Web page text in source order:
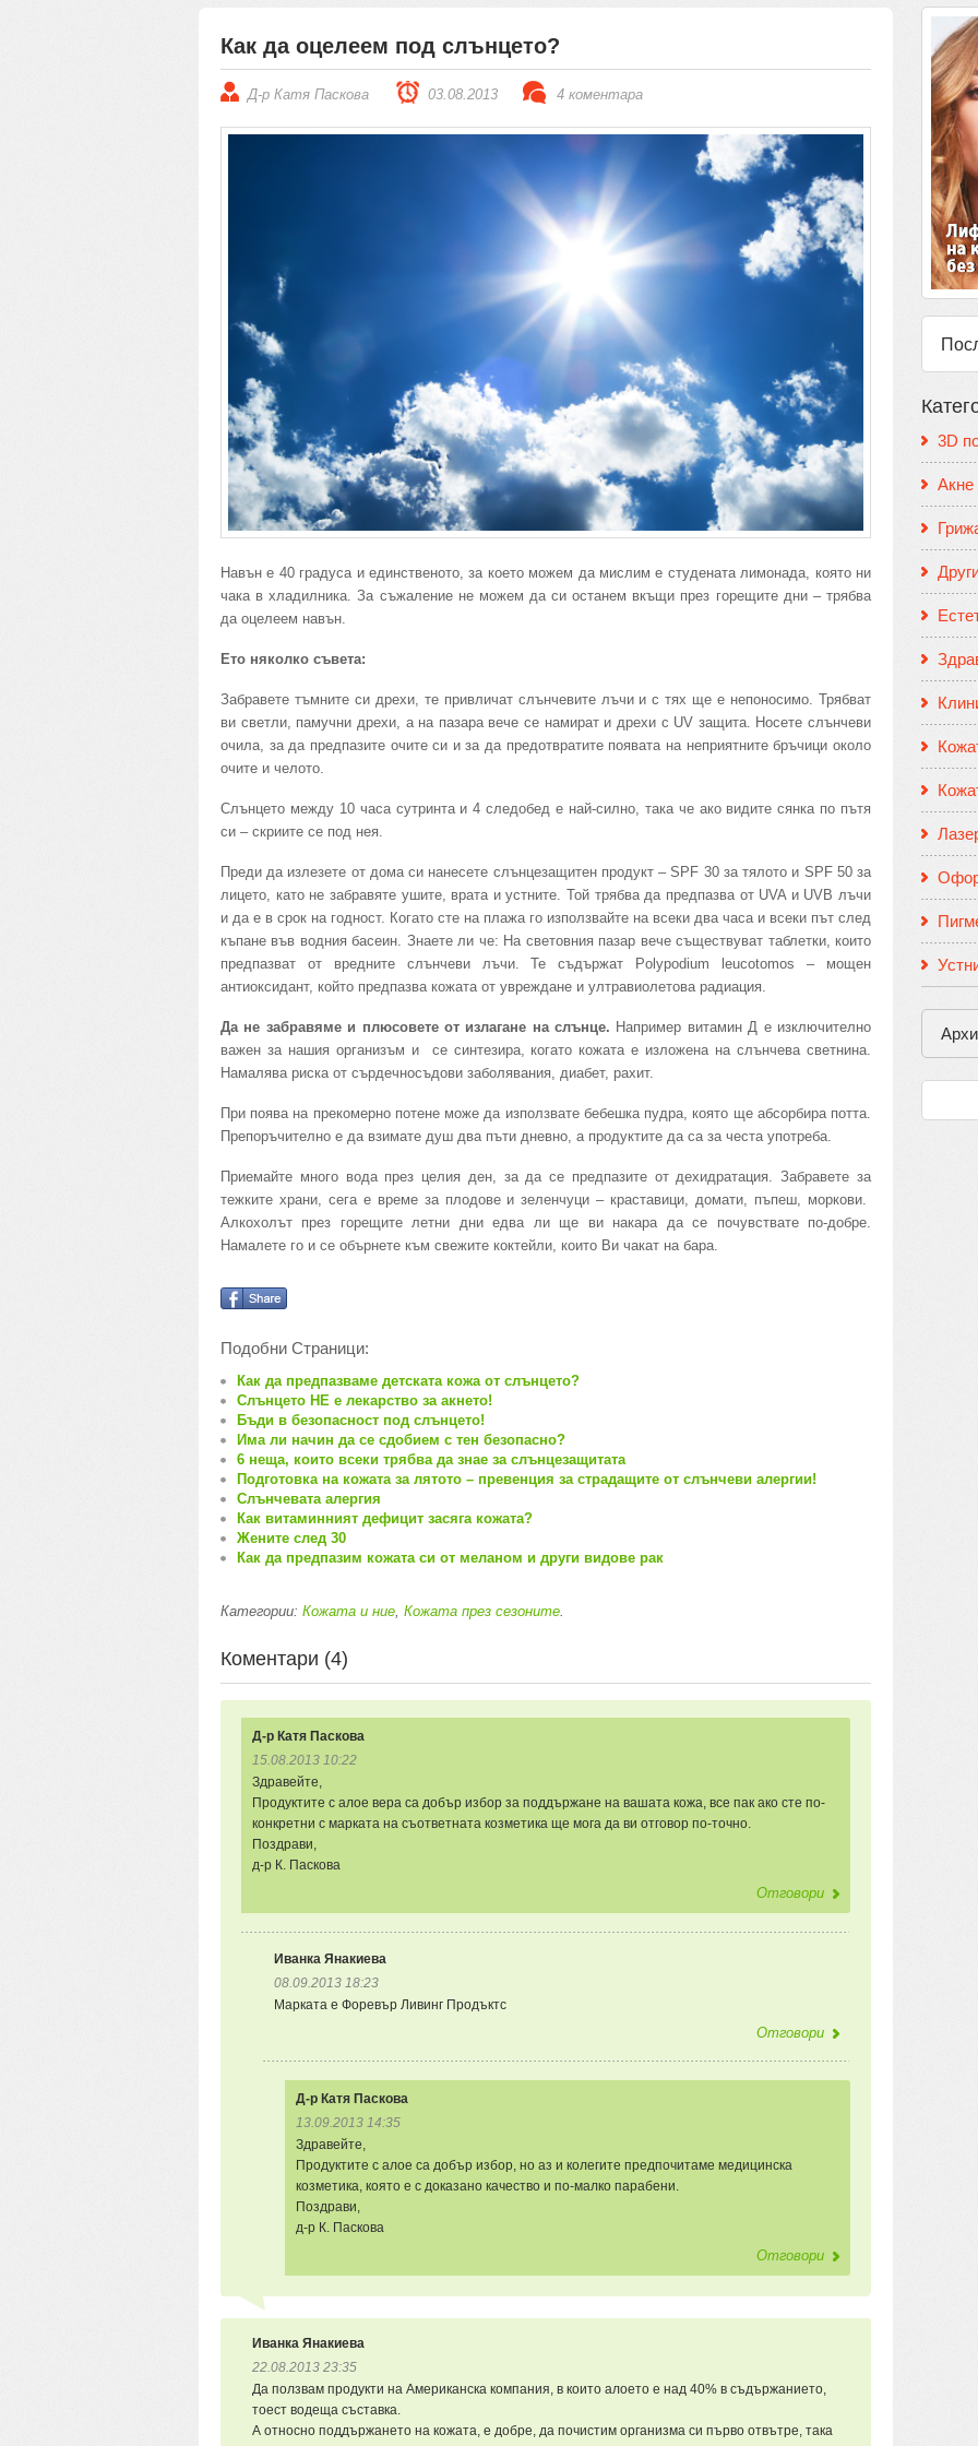
Как да оцелеем под слънцето?
Д-р Катя Паскова 03.08.2013 4 коментара
Навън е 40 градуса и единственото, за което можем да мислим е студената лимонада, която ни
чака в хладилника. За съжаление не можем да си останем вкъщи през горещите дни – трябва
да оцелеем навън.
Ето няколко съвета:
Забравете тъмните си дрехи, те привличат слънчевите лъчи и с тях ще е непоносимо. Трябват
ви светли, памучни дрехи, а на пазара вече се намират и дрехи с UV защита. Носете слънчеви
очила, за да предпазите очите си и за да предотвратите появата на неприятните бръчици около
очите и челото.
Слънцето между 10 часа сутринта и 4 следобед е най-силно, така че ако видите сянка по пътя
си – скриите се под нея.
Преди да излезете от дома си нанесете слънцезащитен продукт – SPF 30 за тялото и SPF 50 за
лицето, като не забравяте ушите, врата и устните. Той трябва да предпазва от UVA и UVB лъчи
и да е в срок на годност. Когато сте на плажа го използвайте на всеки два часа и всеки път след
къпане във водния басеин. Знаете ли че: На световния пазар вече съществуват таблетки, които
предпазват от вредните слънчеви лъчи. Те съдържат Polypodium leucotomos – мощен
антиоксидант, който предпазва кожата от увреждане и ултравиолетова радиация.
Да не забравяме и плюсовете от излагане на слънце. Например витамин Д е изключително
важен за нашия организъм и се синтезира, когато кожата е изложена на слънчева светнина.
Намалява риска от сърдечносъдови заболявания, диабет, рахит.
При поява на прекомерно потене може да използвате бебешка пудра, която ще абсорбира потта.
Препоръчително е да взимате душ два пъти дневно, а продуктите да са за честа употреба.
Приемайте много вода през целия ден, за да се предпазите от дехидратация. Забравете за
тежките храни, сега е време за плодове и зеленчуци – краставици, домати, пъпеш, моркови.
Алкохолът през горещите летни дни едва ли ще ви накара да се почувствате по-добре.
Намалете го и се обърнете към свежите коктейли, които Ви чакат на бара.
Подобни Страници:
Как да предпазваме детската кожа от слънцето?
Слънцето НЕ е лекарство за акнето!
Бъди в безопасност под слънцето!
Има ли начин да се сдобием с тен безопасно?
6 неща, които всеки трябва да знае за слънцезащитата
Подготовка на кожата за лятото – превенция за страдащите от слънчеви алергии!
Слънчевата алергия
Как витаминният дефицит засяга кожата?
Жените след 30
Как да предпазим кожата си от меланом и други видове рак
Категории: Кожата и ние, Кожата през сезоните.
Коментари (4)
Д-р Катя Паскова
15.08.2013 10:22
Здравейте,
Продуктите с алое вера са добър избор за поддържане на вашата кожа, все пак ако сте по-
конкретни с марката на съответната козметика ще мога да ви отговор по-точно.
Поздрави,
д-р К. Паскова
Отговори
Иванка Янакиева
08.09.2013 18:23
Марката е Форевър Ливинг Продъктс
Отговори
Д-р Катя Паскова
13.09.2013 14:35
Здравейте,
Продуктите с алое са добър избор, но аз и колегите предпочитаме медицинска
козметика, която е с доказано качество и по-малко парабени.
Поздрави,
д-р К. Паскова
Отговори
Иванка Янакиева
22.08.2013 23:35
Да ползвам продукти на Американска компания, в които алоето е над 40% в съдържанието,
тоест водеща съставка.
А относно поддържането на кожата, е добре, да почистим организма си първо отвътре, така
3D
Акне